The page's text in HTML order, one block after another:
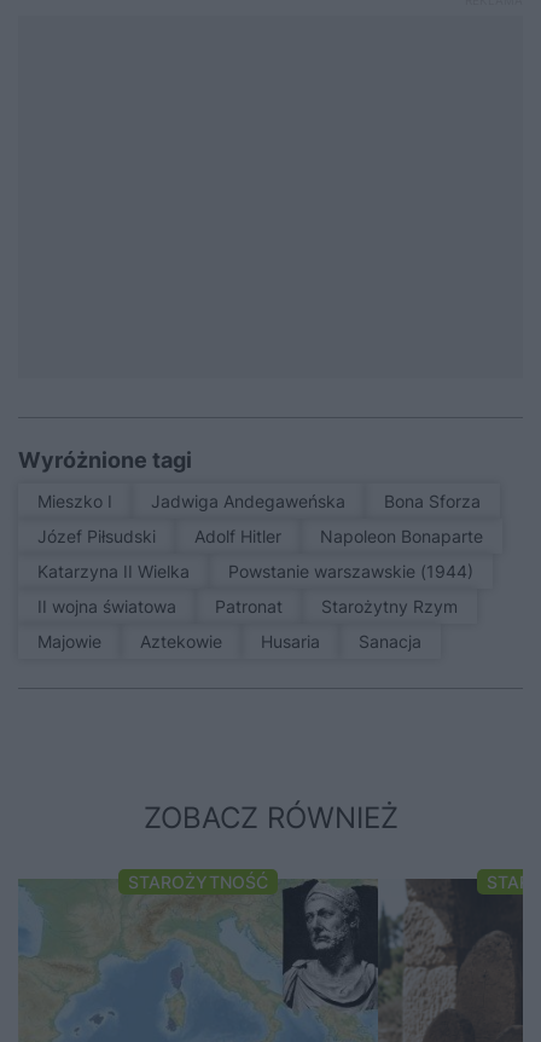
Wyróżnione tagi
Mieszko I Jadwiga Andegaweńska
Bona Sforza
Józef Piłsudski
Adolf Hitler
Napoleon Bonaparte
Katarzyna II Wielka
Powstanie warszawskie (1944)
II wojna światowa
patronat
Starożytny Rzym
Majowie
Aztekowie Husaria sanacja
ZOBACZ RÓWNIEŻ
STAROŻYTNOŚĆ